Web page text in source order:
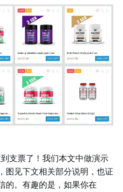
支票了！我们本文中做演示
图见下文相关部分说明，也证
的。有趣的是，如果你在